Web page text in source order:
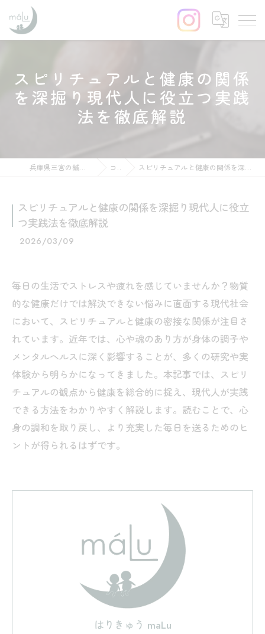
スピリチュアルと健康の関係
を深掘り現代人に役立つ実践
法を徹底解説
兵庫県三宮の鍼灸ならはりきゅう maLu コラム スピリチュアルと健康の関係を深掘り現代人に役立つ実践法を徹底解説
スピリチュアルと健康の関係を深掘り現代人に役立
つ実践法を徹底解説
2026/03/09
毎日の生活でストレスや疲れを感じていませんか？物質
的な健康だけでは解決できない悩みに直面する現代社会
において、スピリチュアルと健康の密接な関係が注目さ
れています。近年では、心や魂のあり方が身体の調子や
メンタルヘルスに深く影響することが、多くの研究や実
体験から明らかになってきました。本記事では、スピリ
チュアルの観点から健康を総合的に捉え、現代人が実践
できる方法をわかりやすく解説します。読むことで、心
身の調和を取り戻し、より充実した毎日を送るためのヒ
ントが得られるはずです。
はりきゅう maLu